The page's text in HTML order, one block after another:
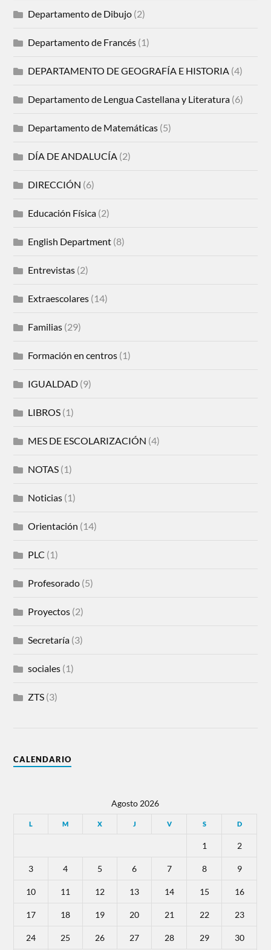
Departamento de Dibujo (2)
Departamento de Francés (1)
DEPARTAMENTO DE GEOGRAFÍA E HISTORIA (4)
Departamento de Lengua Castellana y Literatura (6)
Departamento de Matemáticas (5)
DÍA DE ANDALUCÍA (2)
DIRECCIÓN (6)
Educación Física (2)
English Department (8)
Entrevistas (2)
Extraescolares (14)
Familias (29)
Formación en centros (1)
IGUALDAD (9)
LIBROS (1)
MES DE ESCOLARIZACIÓN (4)
NOTAS (1)
Noticias (1)
Orientación (14)
PLC (1)
Profesorado (5)
Proyectos (2)
Secretaría (3)
sociales (1)
ZTS (3)
CALENDARIO
Agosto 2026
L M X J V S D
1 2
3 4 5 6 7 8 9
10 11 12 13 14 15 16
17 18 19 20 21 22 23
24 25 26 27 28 29 30